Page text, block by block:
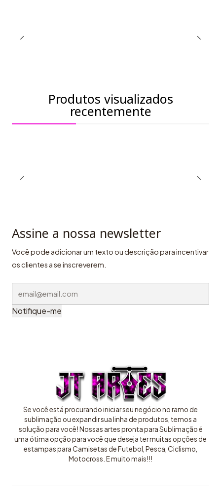
Produtos visualizados
recentemente
Assine a nossa newsletter
Você pode adicionar um texto ou descrição para incentivar
os clientes a se inscreverem.
Notifique-me
Se você está procurando iniciar seu negócio no ramo de
sublimação ou expandir sua linha de produtos, temos a
solução para você! Nossas artes pronta para Sublimação é
uma ótima opção para você que deseja ter muitas opções de
estampas para Camisetas de Futebol, Pesca, Ciclismo,
Motocross. E muito mais!!!